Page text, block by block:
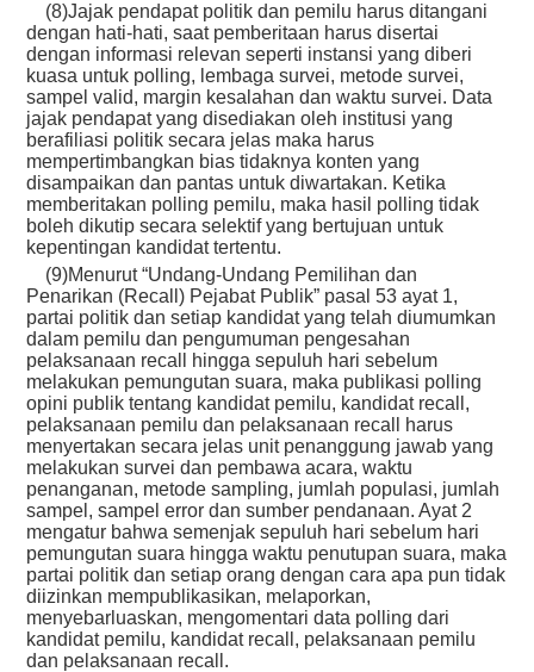
(8)Jajak pendapat politik dan pemilu harus ditangani
dengan hati-hati, saat pemberitaan harus disertai
dengan informasi relevan seperti instansi yang diberi
kuasa untuk polling, lembaga survei, metode survei,
sampel valid, margin kesalahan dan waktu survei. Data
jajak pendapat yang disediakan oleh institusi yang
berafiliasi politik secara jelas maka harus
mempertimbangkan bias tidaknya konten yang
disampaikan dan pantas untuk diwartakan. Ketika
memberitakan polling pemilu, maka hasil polling tidak
boleh dikutip secara selektif yang bertujuan untuk
kepentingan kandidat tertentu.
(9)Menurut “Undang-Undang Pemilihan dan
Penarikan (Recall) Pejabat Publik” pasal 53 ayat 1,
partai politik dan setiap kandidat yang telah diumumkan
dalam pemilu dan pengumuman pengesahan
pelaksanaan recall hingga sepuluh hari sebelum
melakukan pemungutan suara, maka publikasi polling
opini publik tentang kandidat pemilu, kandidat recall,
pelaksanaan pemilu dan pelaksanaan recall harus
menyertakan secara jelas unit penanggung jawab yang
melakukan survei dan pembawa acara, waktu
penanganan, metode sampling, jumlah populasi, jumlah
sampel, sampel error dan sumber pendanaan. Ayat 2
mengatur bahwa semenjak sepuluh hari sebelum hari
pemungutan suara hingga waktu penutupan suara, maka
partai politik dan setiap orang dengan cara apa pun tidak
diizinkan mempublikasikan, melaporkan,
menyebarluaskan, mengomentari data polling dari
kandidat pemilu, kandidat recall, pelaksanaan pemilu
dan pelaksanaan recall.